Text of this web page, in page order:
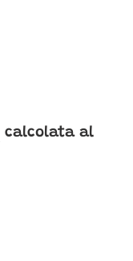
calcolata al